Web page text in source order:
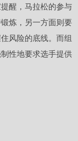
醒，马拉松的参与
炼，另一方面则要
风险的底线。而组
性地要求选手提供